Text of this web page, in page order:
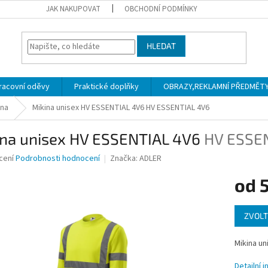
JAK NAKUPOVAT OBCHODNÍ PODMÍNKY
HLEDAT
oděvy Praktické doplňky OBRAZY,REKLAMNÍ
Mikina unisex HV ESSENTIAL 4V6HV ESSENTIAL 4V6
unisex HV ESSENTIAL 4V6 HV
Podrobnosti hodnocení Značka: ADLER
od
Měrná
cena:
Mikina